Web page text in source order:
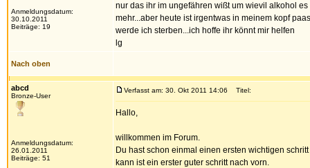
Anmeldungsdatum:
30.10.2011
Beiträge: 19
nur das ihr im ungefähren wißt um wievil alkohol
mehr...aber heute ist irgentwas in meinem kopf
werde ich sterben...ich hoffe ihr könnt mir helfen
lg
Nach oben
abcd
Bronze-User
Anmeldungsdatum:
26.01.2011
Beiträge: 51
Verfasst am: 30. Okt 2011 14:06 Titel:
Hallo,
willkommen im Forum.
Du hast schon einmal einen ersten wichtigen
kann ist ein erster guter schritt nach vorn.